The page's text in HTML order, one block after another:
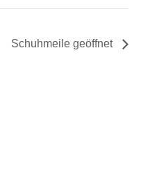
Schuhmeile geöffnet